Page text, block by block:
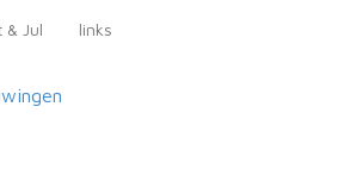
& Jul links